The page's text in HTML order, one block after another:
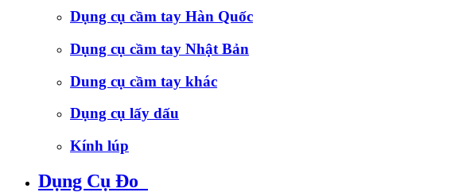
Dụng cụ cầm tay Hàn Quốc
Dụng cụ cầm tay Nhật Bản
Dung cụ cầm tay khác
Dụng cụ lấy dấu
Kính lúp
Dụng Cụ Đo